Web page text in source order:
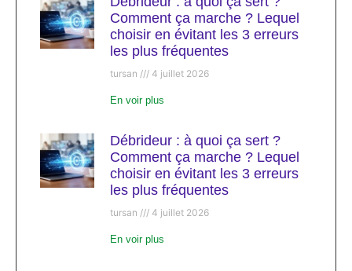
Comment ça marche ? Lequel
choisir en évitant les 3 erreurs
les plus fréquentes
tursan 4 juillet 2026
En voir plus
Débrideur : à quoi ça sert ?
Comment ça marche ? Lequel
choisir en évitant les 3 erreurs
les plus fréquentes
tursan 4 juillet 2026
En voir plus